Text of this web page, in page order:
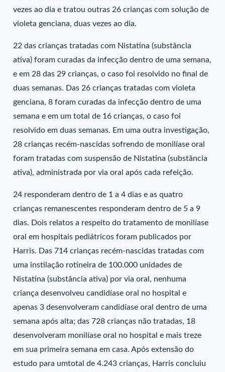
vezes ao dia e tratou outras 26 crianças com solução de
violeta genciana, duas vezes ao dia.
22 das crianças tratadas com Nistatina (substância
ativa) foram curadas da infecção dentro de uma semana,
e em 28 das 29 crianças, o caso foi resolvido no final de
duas semanas. Das 26 crianças tratadas com violeta
genciana, 8 foram curadas da infecção dentro de uma
semana e em um total de 16 crianças, o caso foi
resolvido em duas semanas. Em uma outra investigação,
28 crianças recém-nascidas sofrendo de monilíase oral
foram tratadas com suspensão de Nistatina (substância
ativa), administrada por via oral após cada refeição.
24 responderam dentro de 1 a 4 dias e as quatro
crianças remanescentes responderam dentro de 5 a 9
dias. Dois relatos a respeito do tratamento de monilíase
oral em hospitais pediátricos foram publicados por
Harris. Das 714 crianças recém-nascidas tratadas com
uma instilação rotineira de 100.000 unidades de
Nistatina (substância ativa) por via oral, nenhuma
criança desenvolveu candidíase oral no hospital e
apenas 3 desenvolveram candidíase oral dentro de uma
semana após alta; das 728 crianças não tratadas, 18
desenvolveram monilíase oral no hospital e mais treze
em sua primeira semana em casa. Após extensão do
estudo para umtotal de 4.243 crianças, Harris concluiu